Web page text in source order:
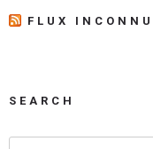
FLUX INCONNU
SEARCH